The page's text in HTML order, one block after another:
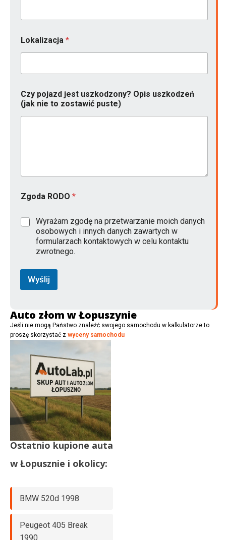
Lokalizacja *
o
s
t
e
f
n
Czy pojazd jest uszkodzony? Opis uszkodzeń
(jak nie to zostawić puste)
Zgoda RODO *
Wyrażam zgodę na przetwarzanie moich danych
osobowych i innych danych zawartych w
formularzach kontaktowych w celu kontaktu
zwrotnego.
Wyślij
Auto złom w Łopuszynie
Jeśli nie mogą Państwo znaleźć swojego samochodu w kalkulatorze to
proszę skorzystać z wyceny samochodu
Ostatnio kupione auta
w Łopusznie i okolicy:
BMW 520d 1998
Peugeot 405 Break
1990